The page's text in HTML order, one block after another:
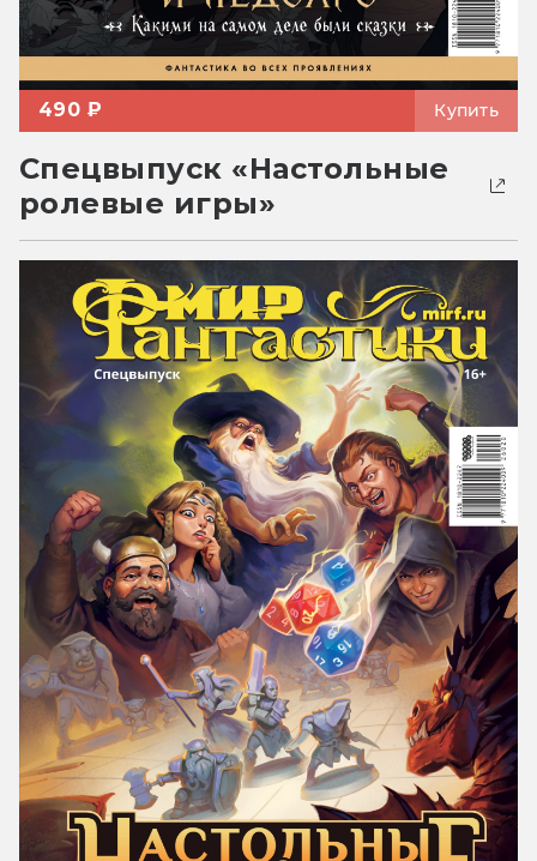
490 ₽ Купить
Спецвыпуск «Настольные
ролевые игры»